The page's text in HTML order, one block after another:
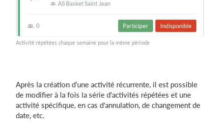
Activité répétées chaque semaine pour la même période
Après la création d'une activité récurrente, il est possible
de modifier à la fois la série d'activités répétées et une
activité spécifique, en cas d'annulation, de changement de
date, etc.